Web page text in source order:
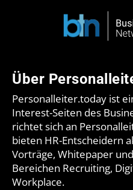
Über
Personalleiter.today ist
Interest-Seiten des
richtet sich an
bieten HR-Entscheidern
Vorträge, Whitepaper
Bereichen Recruiting,
Workplace.